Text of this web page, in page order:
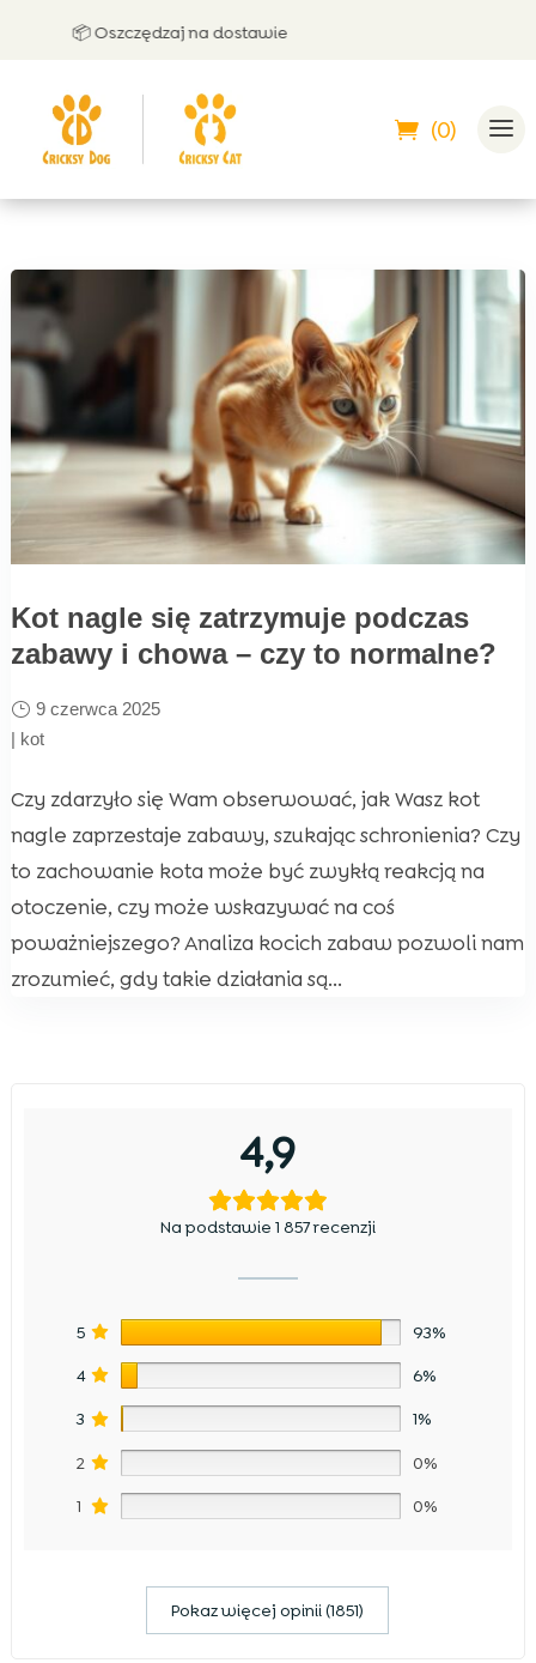
📦 Oszczędzaj na dostawie
(0)
Kot nagle się zatrzymuje podczas
zabawy i chowa – czy to normalne?
9 czerwca 2025
| kot
Czy zdarzyło się Wam obserwować, jak Wasz kot
nagle zaprzestaje zabawy, szukając schronienia? Czy
to zachowanie kota może być zwykłą reakcją na
otoczenie, czy może wskazywać na coś
poważniejszego? Analiza kocich zabaw pozwoli nam
zrozumieć, gdy takie działania są...
4,9
Na podstawie 1 857 recenzji
5 93%
4 6%
3 1%
2 0%
1 0%
Pokaz więcej opinii (1851)